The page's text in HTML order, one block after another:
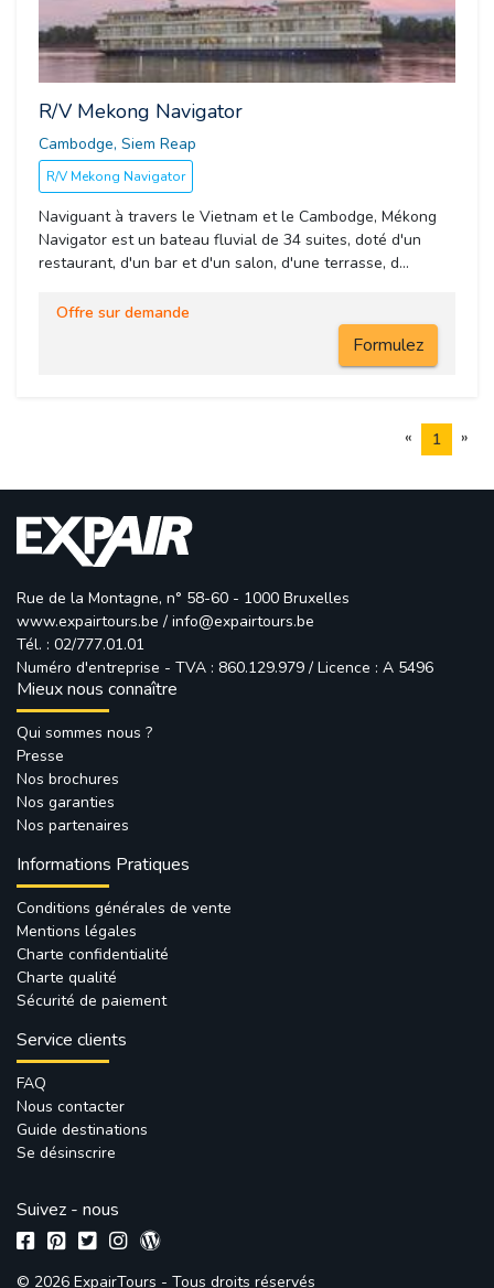
R/V Mekong Navigator
Cambodge, Siem Reap
R/V Mekong Navigator
Naviguant à travers le Vietnam et le Cambodge, Mékong
Navigator est un bateau fluvial de 34 suites, doté d'un
restaurant, d'un bar et d'un salon, d'une terrasse, d...
Offre sur demande
Formulez
« 1 »
Rue de la Montagne, n° 58-60 - 1000 Bruxelles
www.expairtours.be / info@expairtours.be
Tél. : 02/777.01.01
Numéro d'entreprise - TVA : 860.129.979 / Licence : A 5496
Mieux nous connaître
Qui sommes nous ?
Presse
Nos brochures
Nos garanties
Nos partenaires
Informations Pratiques
Conditions générales de vente
Mentions légales
Charte confidentialité
Charte qualité
Sécurité de paiement
Service clients
FAQ
Nous contacter
Guide destinations
Se désinscrire
Suivez - nous
© 2026 ExpairTours - Tous droits réservés